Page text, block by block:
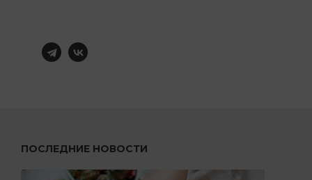
ПОСЛЕДНИЕ НОВОСТИ